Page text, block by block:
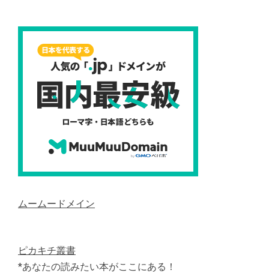
ムームードメイン
ピカキチ叢書
*あなたの読みたい本がここにある！